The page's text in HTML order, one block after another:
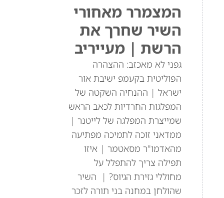
המצמרר מאחורי
השיר שחרך את
הרשת | מעייריב
גפני לא מאכזב: ההצהרה
הפוליטית בקעמפ ישיבת אור
ישראל | ההנחיה השקטה של
המפלגות החרדיות לכאב הראש
שמייצרת המפלגה של לייטנר |
ממדאני זוכה לתמיכה מפתיעה
מהאדמו"ר מסאטמר | איזו
תפילה צריך להתפלל על
מחוללי גזירת הגיוס? | השיר
שהולחן במחנה בני תורה לזכר